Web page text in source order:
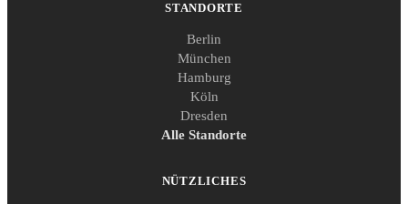
STANDORTE
Berlin
München
Hamburg
Köln
Dresden
Alle Standorte
NÜTZLICHES